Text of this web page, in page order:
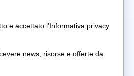
e accettato l'Informativa privacy
news, risorse e offerte da